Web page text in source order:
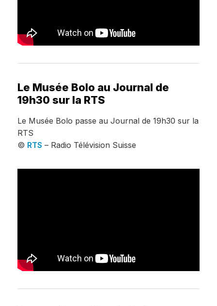
Le Musée Bolo au Journal de
19h30 sur la RTS
Le Musée Bolo passe au Journal de 19h30 sur la
RTS
© RTS – Radio Télévision Suisse